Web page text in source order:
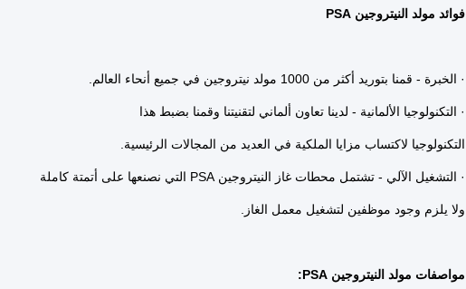
فوائد مولد النيتروجين PSA
· الخبرة - قمنا بتوريد أكثر من 1000 مولد نيتروجين في جميع أنحاء العالم.
· التكنولوجيا الألمانية - لدينا تعاون ألماني لتقنيتنا وقمنا بضبط هذا
التكنولوجيا لاكتساب مزايا الملكية في العديد من المجالات الرئيسية.
· التشغيل الآلي - تشتمل محطات غاز النيتروجين PSA التي نصنعها على أتمتة كاملة
ولا يلزم وجود موظفين لتشغيل معمل الغاز.
مواصفات مولد النيتروجين PSA: